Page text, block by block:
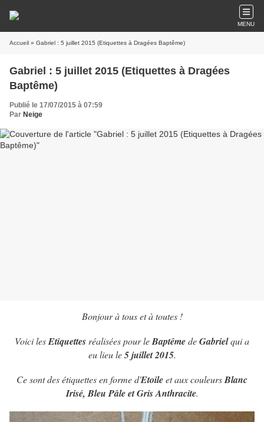
MENU
Accueil » Gabriel : 5 juillet 2015 (Etiquettes à Dragées Baptême)
Gabriel : 5 juillet 2015 (Etiquettes à Dragées
Baptême)
Publié le 17/07/2015 à 07:59
Par Neige
Bonjour à tous et à toutes !
Voici lesEtiquettes réalisées pour leBaptêmedeGabrielqui a
eu lieu le5 juillet 2015.
Ce sont des étiquettes en forme d'Etoileet aux couleursBlanc
Irisé, Bleu Pâle et Gris Anthracite.